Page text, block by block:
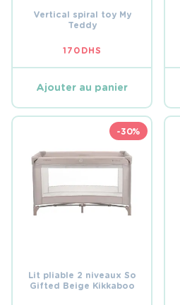
Vertical spiral toy My
Teddy
170 DHS
Ajouter au panier
-30%
Lit pliable 2 niveaux So
Gifted Beige Kikkaboo